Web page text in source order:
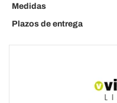
Medidas
Plazos de entrega